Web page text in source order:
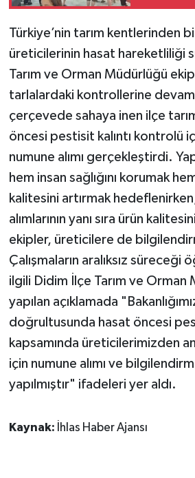
Türkiye’nin tarım kentlerinden
üreticilerinin hasat hareketliliği
Tarım ve Orman Müdürlüğü
tarlalardaki kontrollerine
çerçevede sahaya inen ilçe
öncesi pestisit kalıntı kontrolü
numune alımı gerçekleştirdi.
hem insan sağlığını korumak
kalitesini artırmak
alımlarının yanı sıra ürün
ekipler, üreticilere de
Çalışmaların aralıksız süreceği
ilgili Didim İlçe Tarım ve Orman
yapılan açıklamada
doğrultusunda hasat öncesi
kapsamında üreticilerimizden
için numune alımı ve
yapılmıştır" ifadeleri yer aldı.
Kaynak: İhlas Haber Ajansı